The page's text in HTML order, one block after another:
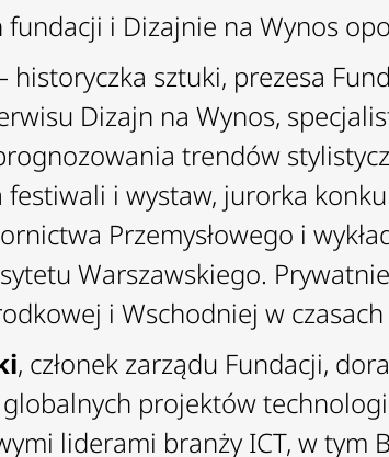
fundacji i Dizajnie na Wynos
historyczka sztuki, prezesa
Dizajn na Wynos,
trendów
i wystaw, jurorka
Przemysłowego i
Warszawskiego.
i Wschodniej w
, członek zarządu Fundacji,
projektów
liderami branży ICT, w tym